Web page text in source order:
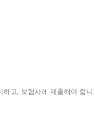
고, 보험사에 제출해야 합니